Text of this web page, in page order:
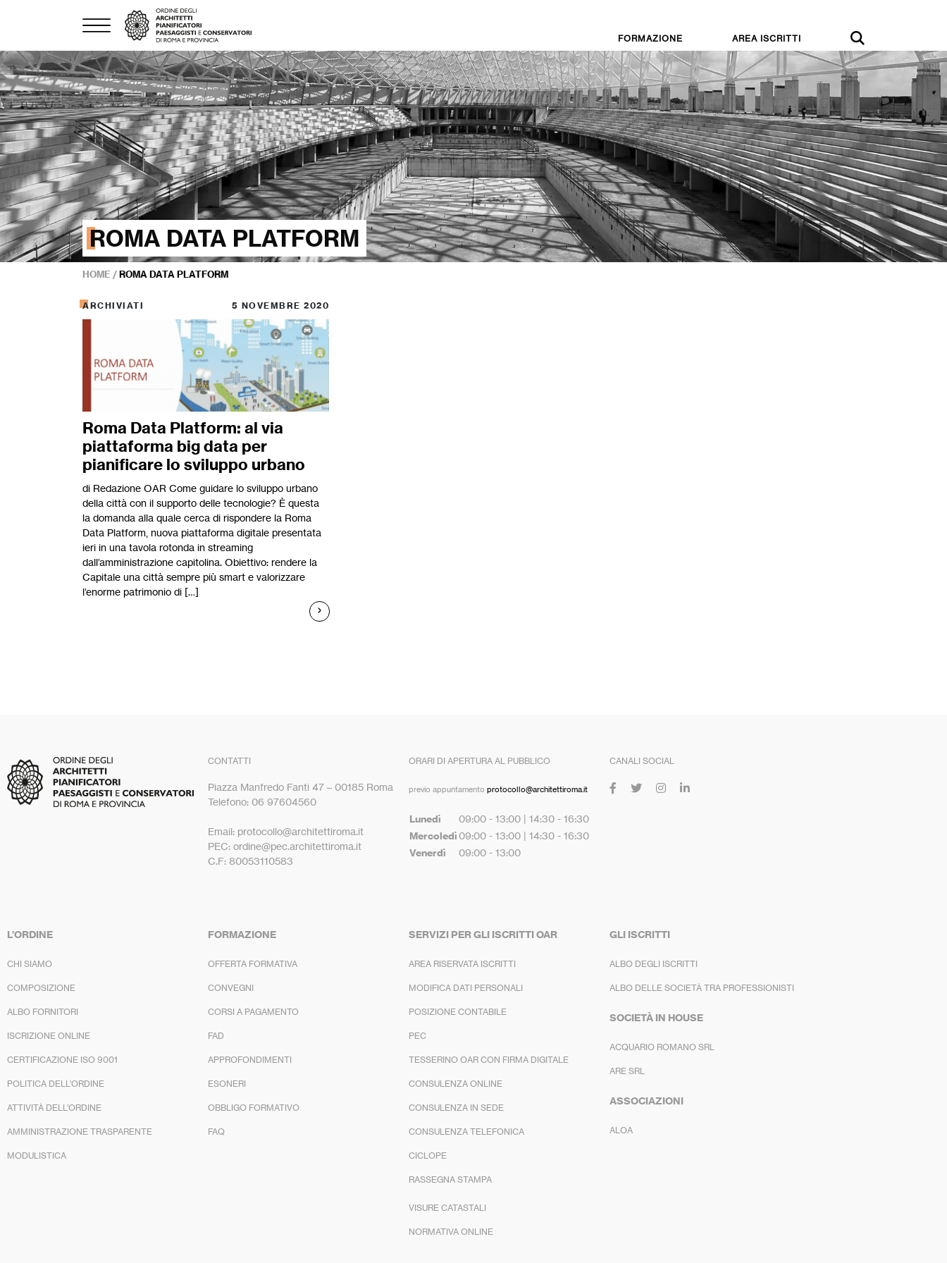
FORMAZIONE AREA ISCRITTI
ROMA DATA PLATFORM
HOME /ROMA DATA PLATFORM
ARCHIVIATI 5 NOVEMBRE 2020
Roma Data Platform: al via
piattaforma big data per
pianificare lo sviluppo urbano
di Redazione OAR Come guidare lo sviluppo urbano
della città con il supporto delle tecnologie? È questa
la domanda alla quale cerca di rispondere la Roma
Data Platform, nuova piattaforma digitale presentata
ieri in una tavola rotonda in streaming
dall’amministrazione capitolina. Obiettivo: rendere la
Capitale una città sempre più smart e valorizzare
l’enorme patrimonio di […]
CONTATTI
Piazza Manfredo Fanti 47 – 00185 Roma
Telefono: 06 97604560
Email: protocollo@architettiroma.it
PEC: ordine@pec.architettiroma.it
C.F: 80053110583
ORARI DI APERTURA AL PUBBLICO
previo appuntamento protocollo@architettiroma.it
Lunedì 09:00 - 13:00 | 14:30 - 16:30
Mercoledì 09:00 - 13:00 | 14:30 - 16:30
Venerdì 09:00 - 13:00
CANALI SOCIAL
L’ORDINE
CHI SIAMO
COMPOSIZIONE
ALBO FORNITORI
ISCRIZIONE ONLINE
CERTIFICAZIONE ISO 9001
POLITICA DELL’ORDINE
ATTIVITÀ DELL’ORDINE
AMMINISTRAZIONE TRASPARENTE
MODULISTICA
FORMAZIONE
OFFERTA FORMATIVA
CONVEGNI
CORSI A PAGAMENTO
FAD
APPROFONDIMENTI
ESONERI
OBBLIGO FORMATIVO
FAQ
SERVIZI PER GLI ISCRITTI OAR
AREA RISERVATA ISCRITTI
MODIFICA DATI PERSONALI
POSIZIONE CONTABILE
PEC
TESSERINO OAR CON FIRMA DIGITALE
CONSULENZA ONLINE
CONSULENZA IN SEDE
CONSULENZA TELEFONICA
CICLOPE
RASSEGNA STAMPA
VISURE CATASTALI
NORMATIVA ONLINE
GLI ISCRITTI
ALBO DEGLI ISCRITTI
ALBO DELLE SOCIETÀ TRA PROFESSIONISTI
SOCIETÀ IN HOUSE
ACQUARIO ROMANO SRL
ARE SRL
ASSOCIAZIONI
ALOA